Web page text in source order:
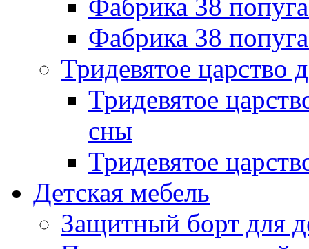
Фабрика 38
Фабрика 38
Тридевятое царство
Тридевятое
сны
Тридевятое
Детская мебель
Защитный борт для